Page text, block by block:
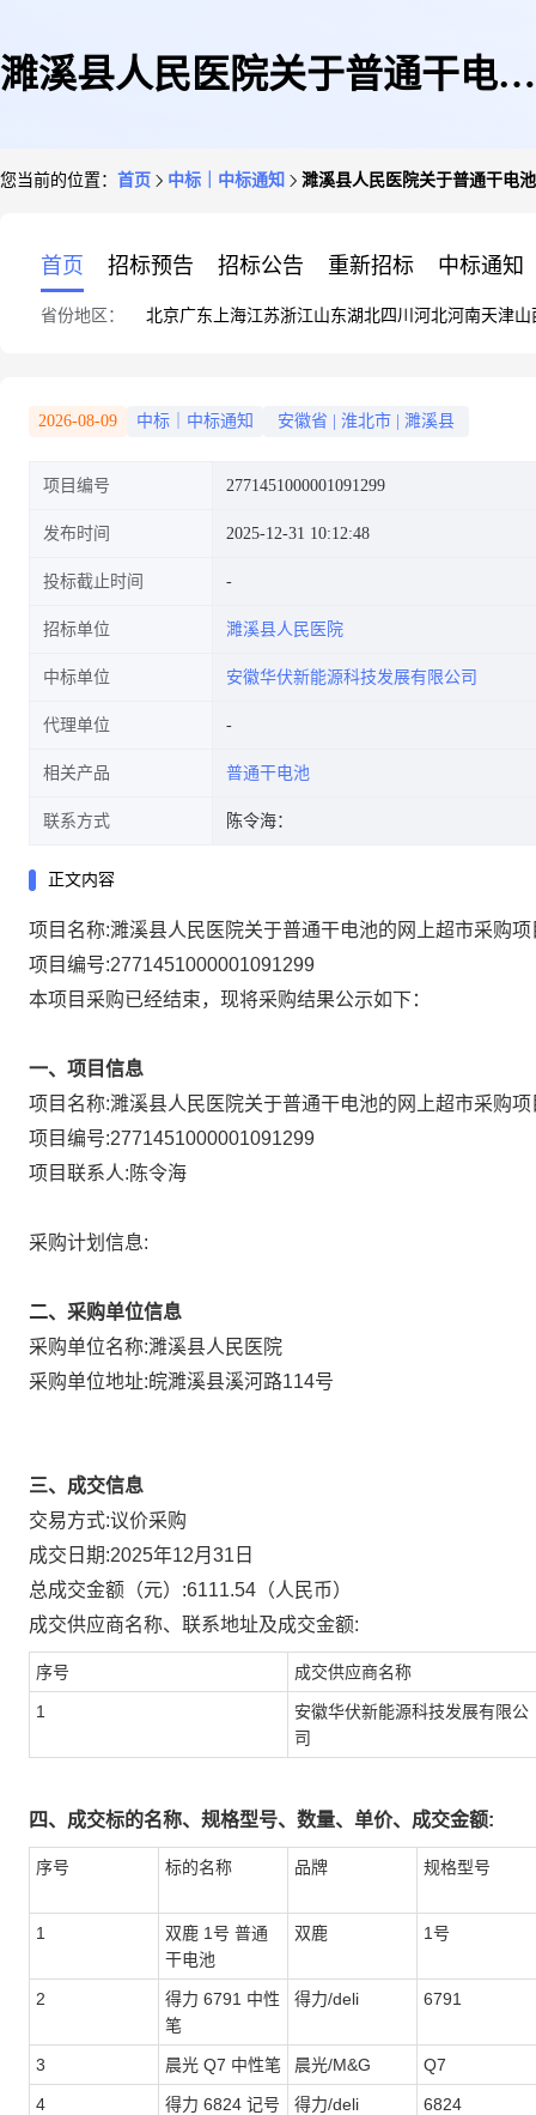
濉溪县人民医院关于普通干电池
您当前的位置： 首页 中标｜中标通知 濉溪县人民医院关于普通干电
首页 招标预告 招标公告 重新招标 中标通知
省份地区： 北京广东 上海江苏浙江山东湖北四川 河北河南天津山
2026-08-09 中标｜中标通知 安徽省 淮北市 濉溪县
项目编号 2771451000001091299
发布时间 2025-12-31 10:12:48
投标截止时间
招标单位 濉溪县人民医院
中标单位 安徽华伏新能源科技发展有限公司
代理单位
相关产品 普通干电池
联系方式 陈令海：
正文内容
项目名称:濉溪县人民医院关于普通干电池的网上超市采购项
项目编号:2771451000001091299
本项目采购已经结束，现将采购结果公示如下：
一、项目信息
项目名称:濉溪县人民医院关于普通干电池的网上超市采购项
项目编号:2771451000001091299
项目联系人: 陈令海
采购计划信息:
二、采购单位信息
采购单位名称:濉溪县人民医院
采购单位地址:皖濉溪县溪河路114号
三、成交信息
交易方式:议价采购
成交日期:2025年12月31日
总成交金额（元）:6111.54 （人民币）
成交供应商名称、联系地址及成交金额:
序号 成交供应商名称
1
安徽华伏新能源科技发展有限公
司
四、成交标的名称、规格型号、数量、单价、成交金额:
序号 标的名称 品牌 规格型号
1
双鹿 1号 普通
干电池
双鹿 1号
2
得力 6791 中性
笔
得力/deli 6791
3 晨光 Q7 中性笔 晨光/M&G Q7
4
得力 6824 记号
得力/deli 6824